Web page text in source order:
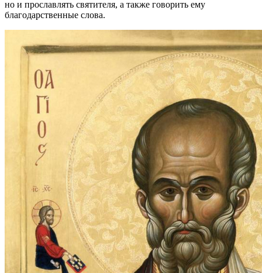
но и прославлять святителя, а также говорить ему
благодарственные слова.